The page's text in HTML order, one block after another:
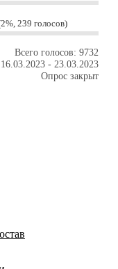
2%, 239 голосов
Всего голосов: 9732
16.03.2023 - 23.03.2023
Опрос закрыт